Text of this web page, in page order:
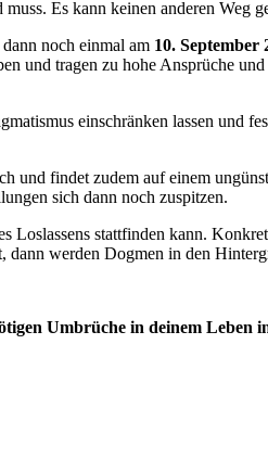
Es kann keinen anderen Weg
noch einmal am 10. September
und tragen zu hohe Ansprüche
einschränken lassen und
und findet zudem auf einem
sich dann noch zuspitzen.
stattfinden kann.
werden Dogmen in den
Umbrüche in deinem Leben